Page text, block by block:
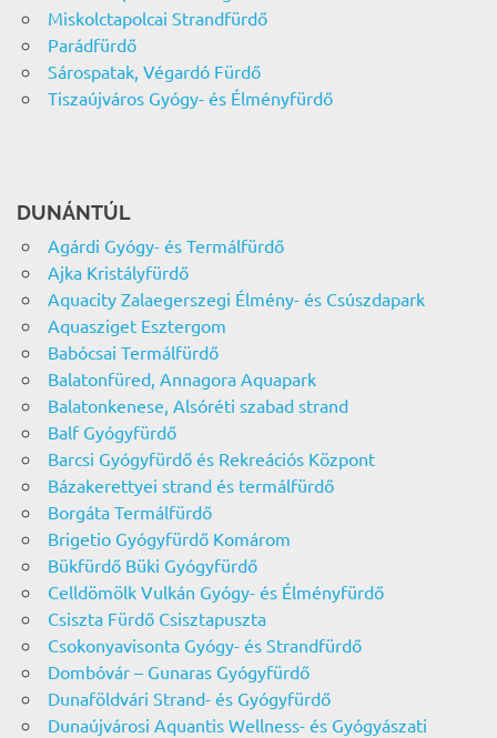
Miskolctapolcai Strandfürdő
Parádfürdő
Sárospatak, Végardó Fürdő
Tiszaújváros Gyógy- és Élményfürdő
DUNÁNTÚL
Agárdi Gyógy- és Termálfürdő
Ajka Kristályfürdő
Aquacity Zalaegerszegi Élmény- és Csúszdapark
Aquasziget Esztergom
Babócsai Termálfürdő
Balatonfüred, Annagora Aquapark
Balatonkenese, Alsóréti szabad strand
Balf Gyógyfürdő
Barcsi Gyógyfürdő és Rekreációs Központ
Bázakerettyei strand és termálfürdő
Borgáta Termálfürdő
Brigetio Gyógyfürdő Komárom
Bükfürdő Büki Gyógyfürdő
Celldömölk Vulkán Gyógy- és Élményfürdő
Csiszta Fürdő Csisztapuszta
Csokonyavisonta Gyógy- és Strandfürdő
Dombóvár – Gunaras Gyógyfürdő
Dunaföldvári Strand- és Gyógyfürdő
Dunaújvárosi Aquantis Wellness- és Gyógyászati